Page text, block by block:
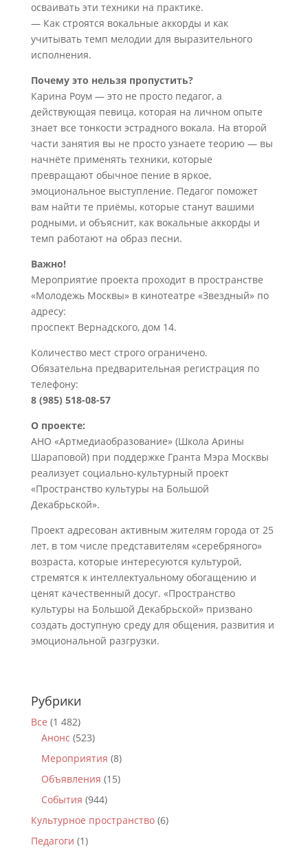
осваивать эти техники на практике.
— Как строятся вокальные аккорды и как
учитывать темп мелодии для выразительного
исполнения.
Почему это нельзя пропустить?
Карина Роум — это не просто педагог, а
действующая певица, которая на личном опыте
знает все тонкости эстрадного вокала. На второй
части занятия вы не просто узнаете теорию — вы
начнёте применять техники, которые
превращают обычное пение в яркое,
эмоциональное выступление. Педагог поможет
вам найти те приёмы, которые станут вашими
родными, и объяснит, как вокальные аккорды и
темп работают на образ песни.
Важно!
Мероприятие проекта проходит в пространстве
«Молодежь Москвы» в кинотеатре «Звездный» по
адресу:
проспект Вернадского, дом 14.
Количество мест строго ограничено.
Обязательна предварительная регистрация по
телефону:
8 (985) 518-08-57
О проекте:
АНО «Артмедиаобразование» (Школа Арины
Шараповой) при поддержке Гранта Мэра Москвы
реализует социально-культурный проект
«Пространство культуры на Большой
Декабрьской».
Проект адресован активным жителям города от 25
лет, в том числе представителям «серебряного»
возраста, которые интересуются культурой,
стремятся к интеллектуальному обогащению и
ценят качественный досуг. «Пространство
культуры на Большой Декабрьской» призвано
создать доступную среду для общения, развития и
эмоциональной разгрузки.
Рубрики
Все (1 482)
Анонс (523)
Мероприятия (8)
Объявления (15)
События (944)
Культурное пространство(6)
Педагоги (1)